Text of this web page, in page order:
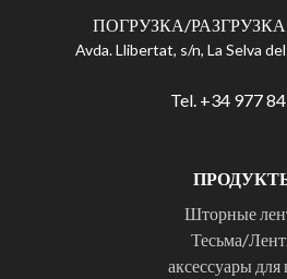
ПОГРУЗКА/
Avda. Llibertat, s/n, La Selva
Tel. +34 977
Шторные
Тесьма/
аксессуары